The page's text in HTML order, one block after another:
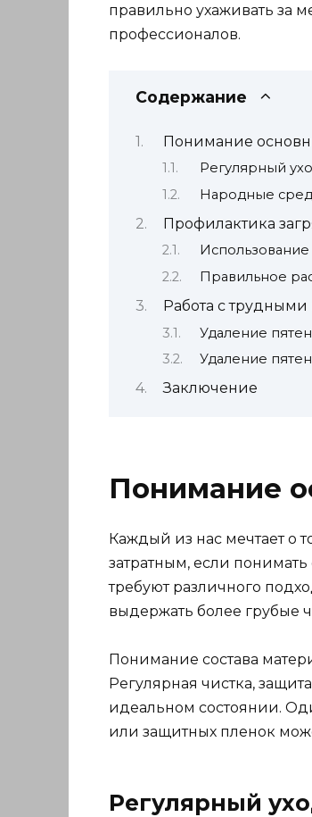
правильно ухаживать за
профессионалов.
Содержание
Понимание
Регулярный
Народные
Профилактика
Правильное
Работа с трудными
Удаление
Удаление
Заключение
Понимание
Каждый из нас мечтает о
затратным, если
требуют различного
выдержать более грубые
Понимание состава
Регулярная чистка,
идеальном состоянии.
или защитных пленок
Регулярный